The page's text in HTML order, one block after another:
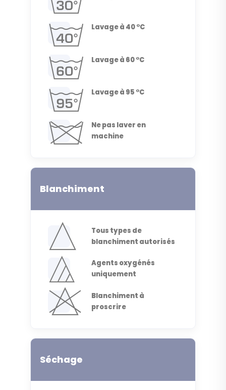
Lavage à 40 °C
Lavage à 60 °C
Lavage à 95 °C
Ne pas laver en
machine
Blanchiment
Tous types de
blanchiment autorisés
Agents oxygénés
uniquement
Blanchiment à
proscrire
Séchage